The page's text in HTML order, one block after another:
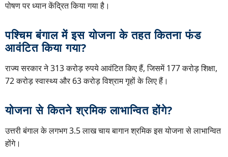
पोषण पर ध्यान केंद्रित किया गया है।
पश्चिम बंगाल में इस योजना के तहत कितना फंड
आवंटित किया गया?
राज्य सरकार ने 313 करोड़ रुपये आवंटित किए हैं, जिसमें 177 करोड़ शिक्षा,
72 करोड़ स्वास्थ्य और 63 करोड़ विश्राम गृहों के लिए हैं।
योजना से कितने श्रमिक लाभान्वित होंगे?
उत्तरी बंगाल के लगभग 3.5 लाख चाय बागान श्रमिक इस योजना से लाभान्वित
होंगे।